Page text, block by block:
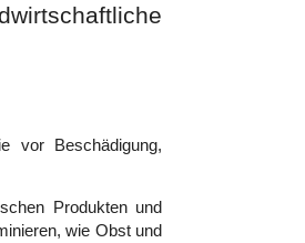
vor Beschädigung,
Produkten und
wie Obst und